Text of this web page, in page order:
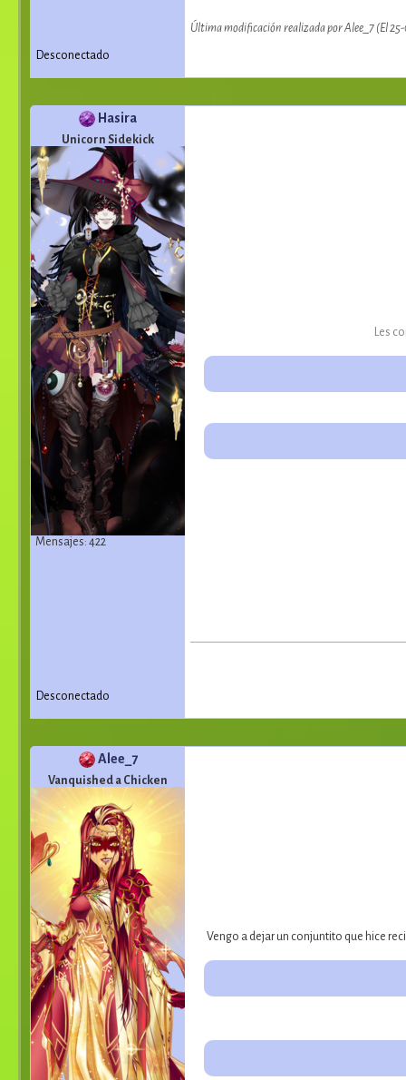
Última modificación realizada por Alee_7 (El
Desconectado
Hasira
Unicorn Sidekick
Mensajes: 422
Les
Desconectado
Alee_7
Vanquished a Chicken
Vengo a dejar un conjuntito que hice